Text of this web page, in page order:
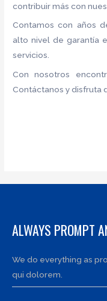
contribuir más con
Contamos con años
alto nivel de garantía
servicios.
Con nosotros
Contáctanos y disfruta
ALWAYS PROMPT
We do everything as
qui dolorem.